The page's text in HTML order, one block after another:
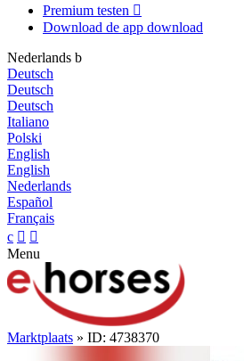
Premium testen 
Download de app download
Nederlands b
Deutsch
Deutsch
Deutsch
Italiano
Polski
English
English
Nederlands
Español
Français
c  
Menu
Marktplaats » ID: 4738370